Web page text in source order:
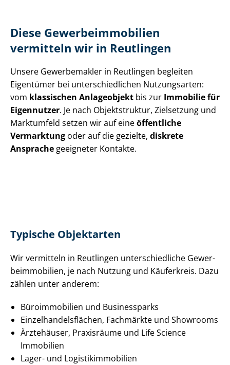
Diese Ge­wer­be­im­mo­bi­li­en
vermitteln wir in Reutlingen
Unsere Gewerbemakler in Reutlingen begleiten
Eigentümer bei un­ter­schied­li­chen Nutzungsarten:
vom klassischen Anlageobjekt bis zur Immobilie für
Eigennutzer. Je nach Objektstruktur, Zielsetzung und
Marktumfeld setzen wir auf eineöffentliche
Vermarktung oder auf die gezielte, diskrete
Ansprachegeeigneter Kontakte.
Typische Objektarten
Wir vermitteln in Reutlingen un­ter­schied­li­che Ge­wer­
be­im­mo­bi­li­en, je nach Nutzung und Käuferkreis. Dazu
zählen unter anderem:
Büroimmobilien und Businessparks
Ein­zel­han­dels­flä­chen, Fachmärkte und Showrooms
Ärztehäuser, Praxisräume und Life Science
Immobilien
Lager- und Lo­gis­tik­im­mo­bi­li­en